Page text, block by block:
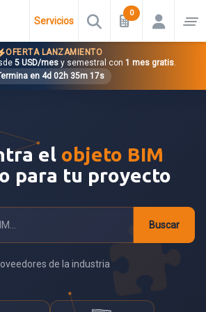
Servicios
OFERTA LANZAMIENTO
5 USD/mes y semestral con 1 mes gratis.
en 4d 02h 35m 16s

el objeto BIM
para tu proyecto
Buscar
y estudiantes registrados
de la industria